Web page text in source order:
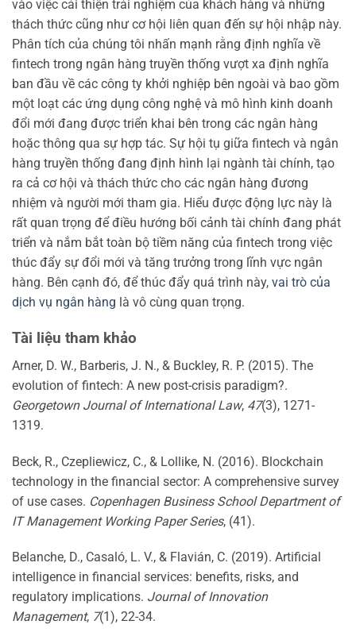
vào việc cải thiện trải nghiệm của khách hàng và những
thách thức cũng như cơ hội liên quan đến sự hội nhập này.
Phân tích của chúng tôi nhấn mạnh rằng định nghĩa về
fintech trong ngân hàng truyền thống vượt xa định nghĩa
ban đầu về các công ty khởi nghiệp bên ngoài và bao gồm
một loạt các ứng dụng công nghệ và mô hình kinh doanh
đổi mới đang được triển khai bên trong các ngân hàng
hoặc thông qua sự hợp tác. Sự hội tụ giữa fintech và ngân
hàng truyền thống đang định hình lại ngành tài chính, tạo
ra cả cơ hội và thách thức cho các ngân hàng đương
nhiệm và người mới tham gia. Hiểu được động lực này là
rất quan trọng để điều hướng bối cảnh tài chính đang phát
triển và nắm bắt toàn bộ tiềm năng của fintech trong việc
thúc đẩy sự đổi mới và tăng trưởng trong lĩnh vực ngân
hàng. Bên cạnh đó, để thúc đẩy quá trình này, vai trò của
dịch vụ ngân hàng là vô cùng quan trọng.
Tài liệu tham khảo
Arner, D. W., Barberis, J. N., & Buckley, R. P. (2015). The
evolution of fintech: A new post-crisis paradigm?.
Georgetown Journal of International Law, 47(3), 1271-
1319.
Beck, R., Czepliewicz, C., & Lollike, N. (2016). Blockchain
technology in the financial sector: A comprehensive survey
of use cases. Copenhagen Business School Department of
IT Management Working Paper Series, (41).
Belanche, D., Casaló, L. V., & Flavián, C. (2019). Artificial
intelligence in financial services: benefits, risks, and
regulatory implications. Journal of Innovation
Management, 7(1), 22-34.